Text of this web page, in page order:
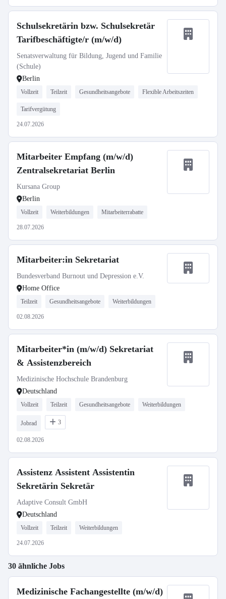
Schulsekretärin bzw. Schulsekretär
Tarifbeschäftigte/r (m/w/d)
Senatsverwaltung für Bildung, Jugend und Familie
(Schule)
Berlin
Vollzeit Teilzeit Gesundheitsangebote Flexible Arbeitszeiten
Tarifvergütung
24.07.2026
Mitarbeiter Empfang (m/w/d)
Zentralsekretariat Berlin
Kursana Group
Berlin
Vollzeit Weiterbildungen Mitarbeiterrabatte
28.07.2026
Mitarbeiter:in Sekretariat
Bundesverband Burnout und Depression e.V.
Home Office
Teilzeit Gesundheitsangebote Weiterbildungen
02.08.2026
Mitarbeiter*in (m/w/d) Sekretariat
& Assistenzbereich
Medizinische Hochschule Brandenburg
Deutschland
Vollzeit Teilzeit Gesundheitsangebote Weiterbildungen
Jobrad 3
02.08.2026
Assistenz Assistent Assistentin
Sekretärin Sekretär
Adaptive Consult GmbH
Deutschland
Vollzeit Teilzeit Weiterbildungen
24.07.2026
30 ähnliche Jobs
Medizinische Fachangestellte (m/w/d)